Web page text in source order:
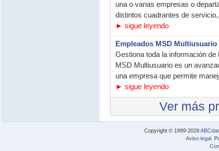
una o varias empresas o
distintos cuadrantes de
► sigue leyendo
Empleados MSD Multiusuario
Gestiona toda la información
MSD Multiusuario es un
una empresa que permite
► sigue leyendo
Ver más
Copyright © 1999-2026
Aviso legal .